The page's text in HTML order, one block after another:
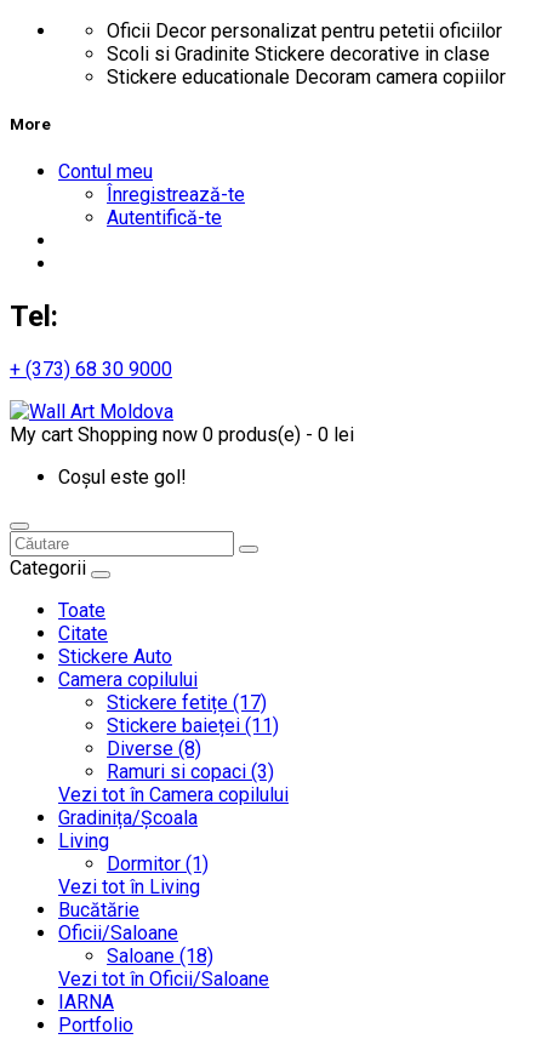
Oficii Decor personalizat pentru petetii oficiilor
Scoli si Gradinite Stickere decorative in clase
Stickere educationale Decoram camera copiilor
More
Contul meu
Înregistrează-te
Autentifică-te
Tel:
+ (373) 68 30 9000
My cart Shopping now 0 produs(e) - 0 lei
Coșul este gol!
Categorii
Toate
Citate
Stickere Auto
Camera copilului
Stickere fetițe (17)
Stickere baieței (11)
Diverse (8)
Ramuri si copaci (3)
Vezi tot în Camera copilului
Gradinița/Școala
Living
Dormitor (1)
Vezi tot în Living
Bucătărie
Oficii/Saloane
Saloane (18)
Vezi tot în Oficii/Saloane
IARNA
Portfolio